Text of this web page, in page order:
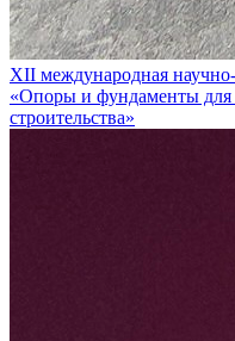
XII международная
«Опоры и фундаменты для
строительства»